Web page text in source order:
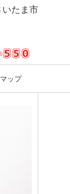
いたま市
ップ